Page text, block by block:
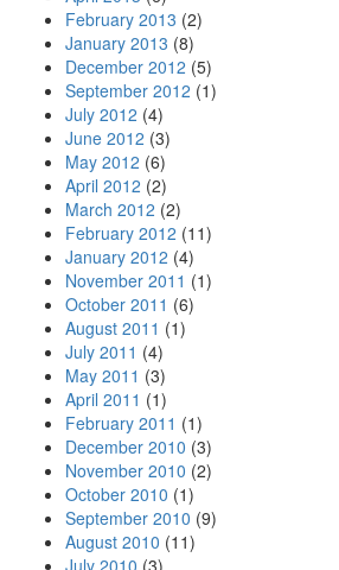
February 2013 (2)
January 2013 (8)
December 2012 (5)
September 2012 (1)
July 2012 (4)
June 2012 (3)
May 2012 (6)
April 2012 (2)
March 2012 (2)
February 2012 (11)
January 2012 (4)
November 2011 (1)
October 2011 (6)
August 2011 (1)
July 2011 (4)
May 2011 (3)
April 2011 (1)
February 2011 (1)
December 2010 (3)
November 2010 (2)
October 2010 (1)
September 2010 (9)
August 2010 (11)
July 2010 (3)